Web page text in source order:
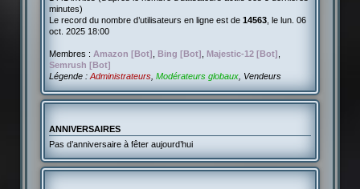
minutes)
Le record du nombre d’utilisateurs en ligne est de 14563, le lun. 06
oct. 2025 18:00
Membres : Amazon [Bot] Bing [Bot] Majestic-12 [Bot]
Semrush [Bot]
Légende : Administrateurs, Modérateurs globaux, Vendeurs
ANNIVERSAIRES
Pas d’anniversaire à fêter aujourd’hui